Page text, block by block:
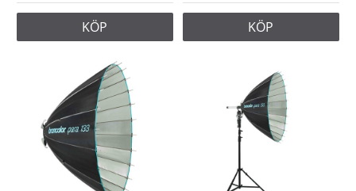
KÖP KÖP